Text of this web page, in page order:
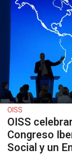
OISS
OISS
Congreso
Social y un